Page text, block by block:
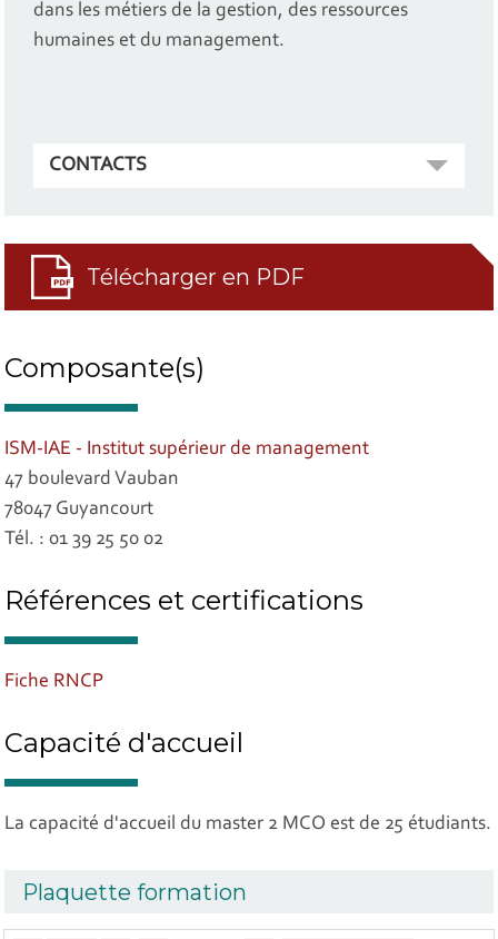
dans les métiers de la gestion, des ressources
humaines et du management.
CONTACTS
Télécharger en PDF
Composante(s)
ISM-IAE - Institut supérieur de management
47 boulevard Vauban
78047 Guyancourt
Tél. : 01 39 25 50 02
Références et certifications
Fiche RNCP
Capacité d'accueil
La capacité d'accueil du master 2 MCO est de 25 étudiants.
Plaquette formation